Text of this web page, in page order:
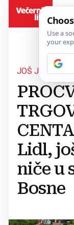
JOŠ JEDAN
Lidl,
niče u
Bosne